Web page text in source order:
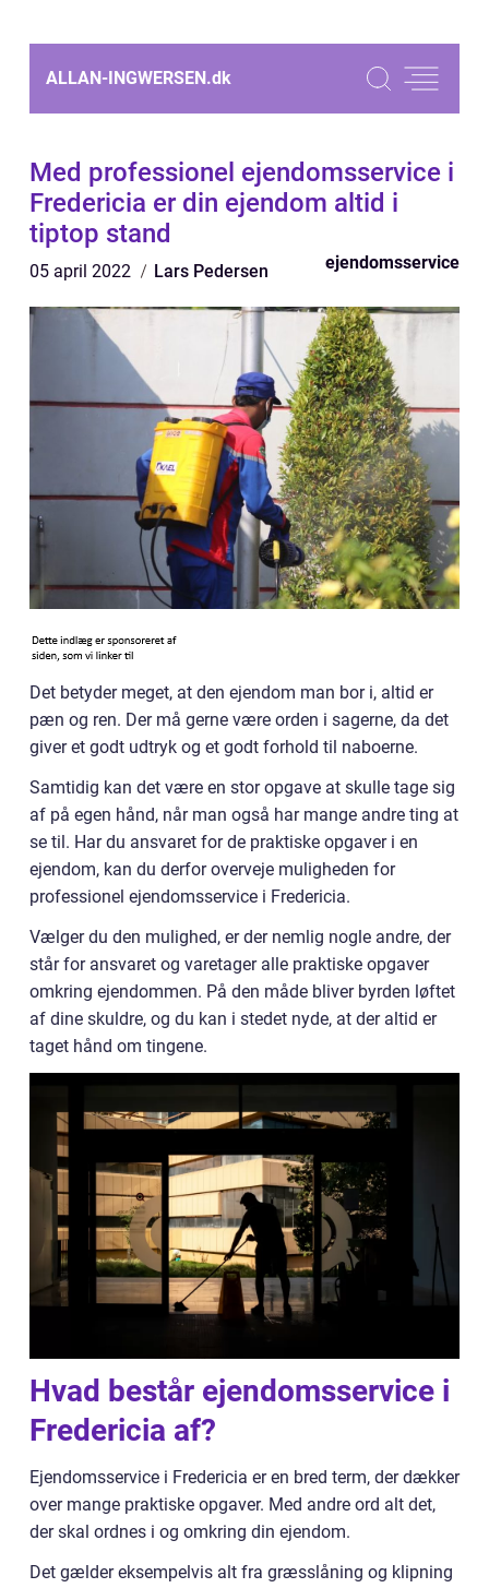
ALLAN-INGWERSEN.dk
Med professionel ejendomsservice i
Fredericia er din ejendom altid i
tiptop stand
05 april 2022 Lars Pedersen ejendomsservice
Det betyder meget, at den ejendom man bor i, altid er
pæn og ren. Der må gerne være orden i sagerne, da det
giver et godt udtryk og et godt forhold til naboerne.
Samtidig kan det være en stor opgave at skulle tage sig
af på egen hånd, når man også har mange andre ting at
se til. Har du ansvaret for de praktiske opgaver i en
ejendom, kan du derfor overveje muligheden for
professionel ejendomsservice i Fredericia.
Vælger du den mulighed, er der nemlig nogle andre, der
står for ansvaret og varetager alle praktiske opgaver
omkring ejendommen. På den måde bliver byrden løftet
af dine skuldre, og du kan i stedet nyde, at der altid er
taget hånd om tingene.
Hvad består ejendomsservice i
Fredericia af?
Ejendomsservice i Fredericia er en bred term, der dækker
over mange praktiske opgaver. Med andre ord alt det,
der skal ordnes i og omkring din ejendom.
Det gælder eksempelvis alt fra græsslåning og klipning